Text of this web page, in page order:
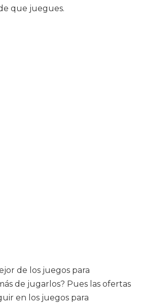
que juegues.
de los juegos para
de jugarlos? Pues las ofertas
en los juegos para